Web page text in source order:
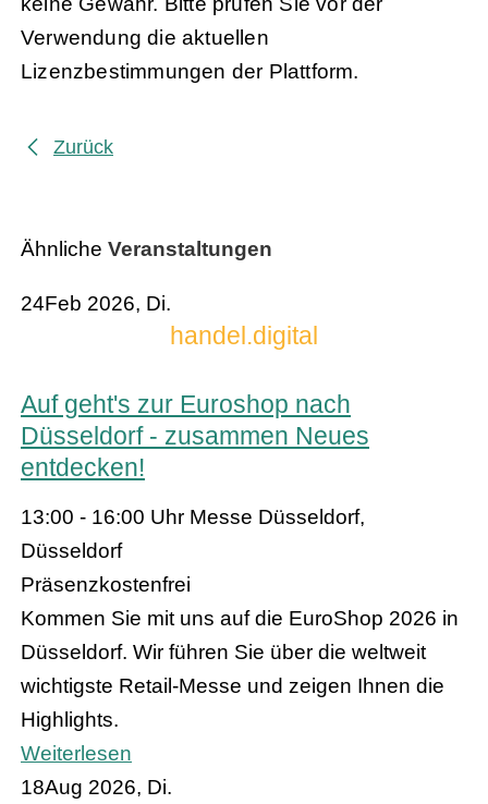
Verwendung die aktuellen
Lizenzbestimmungen der Plattform.
Zurück
Ähnliche Veranstaltungen
24Feb 2026, Di.
handel.digital
Auf geht's zur Euroshop nach
Düsseldorf - zusammen Neues
entdecken!
13:00 - 16:00 Uhr Messe Düsseldorf,
Düsseldorf
Präsenzkostenfrei
Kommen Sie mit uns auf die EuroShop 2026 in
Düsseldorf. Wir führen Sie über die weltweit
wichtigste Retail-Messe und zeigen Ihnen die
Highlights.
Weiterlesen
18Aug 2026, Di.